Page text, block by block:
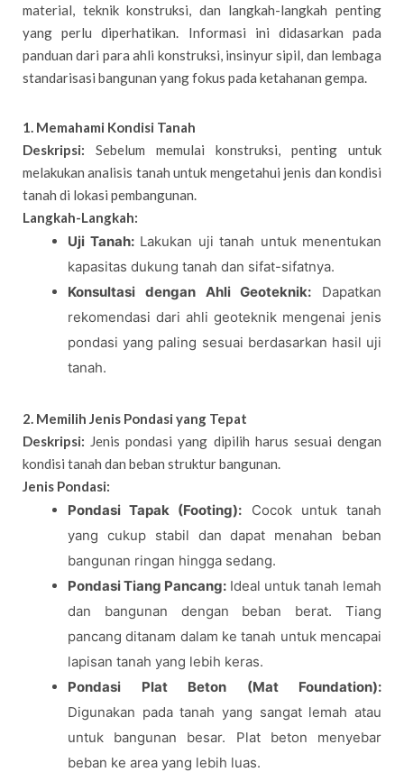
material, teknik konstruksi, dan langkah-langkah penting
yang perlu diperhatikan. Informasi ini didasarkan pada
panduan dari para ahli konstruksi, insinyur sipil, dan lembaga
standarisasi bangunan yang fokus pada ketahanan gempa.
1. Memahami Kondisi Tanah
Deskripsi: Sebelum memulai konstruksi, penting untuk
melakukan analisis tanah untuk mengetahui jenis dan kondisi
tanah di lokasi pembangunan.
Langkah-Langkah:
Uji Tanah:Lakukan uji tanah untuk menentukan
kapasitas dukung tanah dan sifat-sifatnya.
Konsultasi dengan Ahli Geoteknik: Dapatkan
rekomendasi dari ahli geoteknik mengenai jenis
pondasi yang paling sesuai berdasarkan hasil uji
tanah.
2. Memilih Jenis Pondasi yang Tepat
Deskripsi: Jenis pondasi yang dipilih harus sesuai dengan
kondisi tanah dan beban struktur bangunan.
Jenis Pondasi:
Pondasi Tapak (Footing): Cocok untuk tanah
yang cukup stabil dan dapat menahan beban
bangunan ringan hingga sedang.
Pondasi Tiang Pancang: Ideal untuk tanah lemah
dan bangunan dengan beban berat. Tiang
pancang ditanam dalam ke tanah untuk mencapai
lapisan tanah yang lebih keras.
Pondasi Plat Beton (Mat Foundation):
Digunakan pada tanah yang sangat lemah atau
untuk bangunan besar. Plat beton menyebar
beban ke area yang lebih luas.